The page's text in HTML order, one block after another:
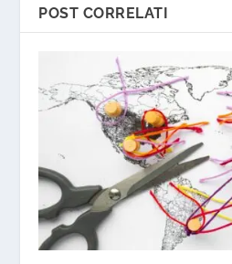
POST CORRELATI